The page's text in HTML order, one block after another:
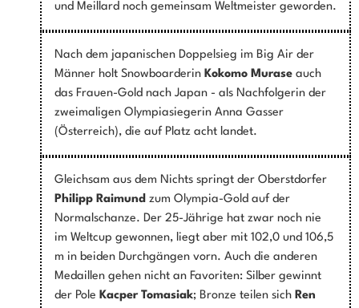
und Meillard noch gemeinsam Weltmeister geworden.
Nach dem japanischen Doppelsieg im Big Air der
Männer holt Snowboarderin Kokomo Murase auch
das Frauen-Gold nach Japan - als Nachfolgerin der
zweimaligen Olympiasiegerin Anna Gasser
(Österreich), die auf Platz acht landet.
Gleichsam aus dem Nichts springt der Oberstdorfer
Philipp Raimund zum Olympia-Gold auf der
Normalschanze. Der 25-Jährige hat zwar noch nie
im Weltcup gewonnen, liegt aber mit 102,0 und 106,5
m in beiden Durchgängen vorn. Auch die anderen
Medaillen gehen nicht an Favoriten: Silber gewinnt
der Pole Kacper Tomasiak; Bronze teilen sich Ren